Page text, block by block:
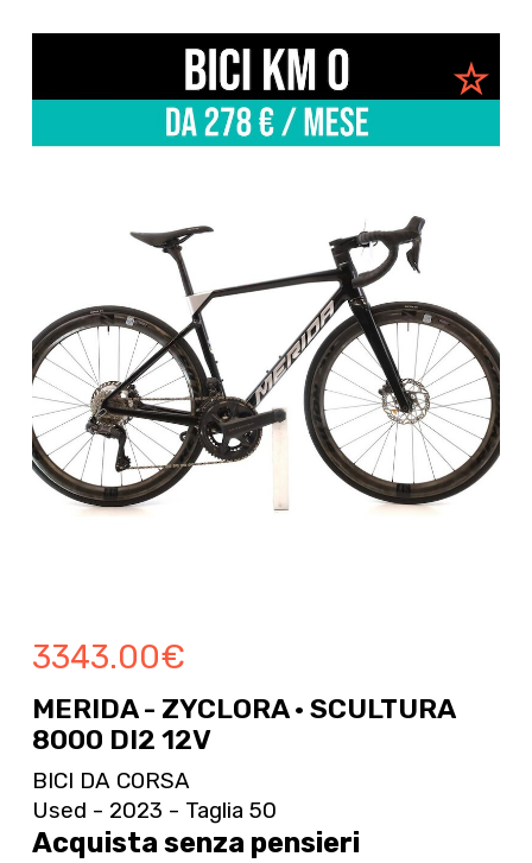
3343.00€
MERIDA - ZYCLORA · SCULTURA
8000 DI2 12V
BICI DA CORSA
Used - 2023 - Taglia 50
Acquista senza pensieri